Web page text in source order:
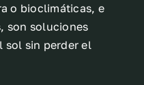
o bioclimáticas, e
son soluciones
sol sin perder el